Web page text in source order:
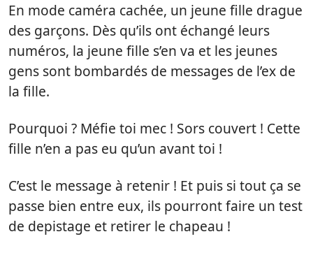
En mode caméra cachée, un jeune fille drague
des garçons. Dès qu’ils ont échangé leurs
numéros, la jeune fille s’en va et les jeunes
gens sont bombardés de messages de l’ex de
la fille.
Pourquoi ? Méfie toi mec ! Sors couvert ! Cette
fille n’en a pas eu qu’un avant toi !
C’est le message à retenir ! Et puis si tout ça se
passe bien entre eux, ils pourront faire un test
de depistage et retirer le chapeau !